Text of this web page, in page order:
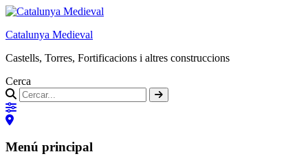
Catalunya Medieval
Castells, Torres, Fortificacions i altres construccions
Cerca
Menú principal